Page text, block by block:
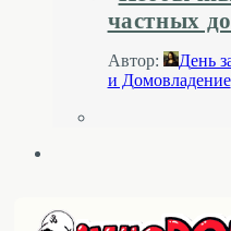
частных
Автор: День
и Домовладение